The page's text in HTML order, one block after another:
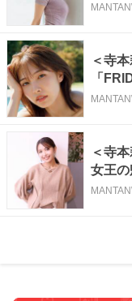
＜寺
「
＜寺
女王
の声